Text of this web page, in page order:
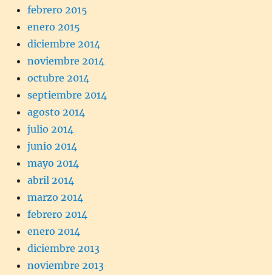
febrero 2015
enero 2015
diciembre 2014
noviembre 2014
octubre 2014
septiembre 2014
agosto 2014
julio 2014
junio 2014
mayo 2014
abril 2014
marzo 2014
febrero 2014
enero 2014
diciembre 2013
noviembre 2013